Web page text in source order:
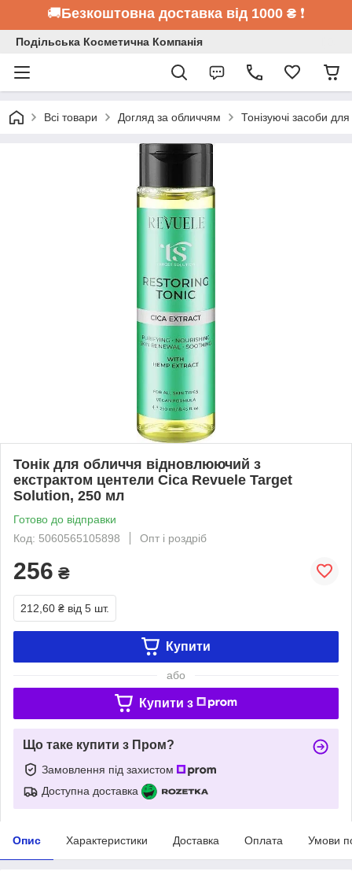
🚚Безкоштовна доставка від 1000 ₴ ❗
Подільська Косметична Компанія
Всі товари Догляд за обличчям Тонізуючі засоби
Тонік для обличчя відновлюючий з
екстрактом центели Cіса Revuele Target
Solution, 250 мл
Готово до відправки
Код: 5060565105898
Опт і роздріб
256 ₴
212,60 ₴ від 5 шт.
Купити
або
Купити з
Що таке купити з Пром?
Замовлення під захистом
Доступна доставка
Опис Характеристики Доставка Оплата Умови